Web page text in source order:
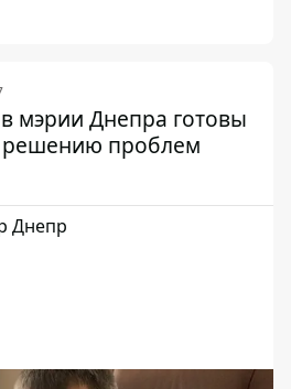
мэрии Днепра готовы
решению проблем
Днепр